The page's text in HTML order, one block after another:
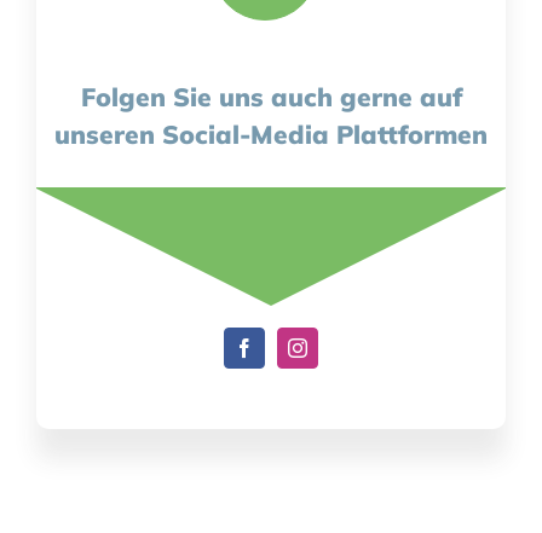
Folgen Sie uns auch gerne auf
unseren Social-Media Plattformen